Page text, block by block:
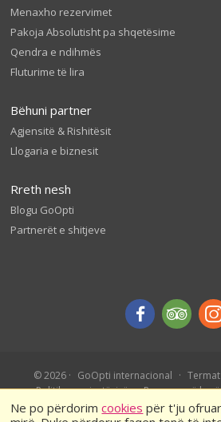
Ne po përdorimcookies për t'ju
Menaxho rezervimet
Pakoja Absolutisht pa shqetësime
Qendra e ndihmës
Fluturime të lira
Bëhuni partner
Agjensitë & Rishitësit
Llogaria e biznesit
Rreth nesh
Blogu GoOpti
Partnerët e shitjeve
© 2026 GoOpti internacional
Politika e privatësisë
Rezervo më